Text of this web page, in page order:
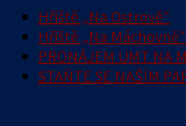
Hřiště „Na Ostrově“
Hřiště „Na Máchovně“
PRONÁJEM UMT NA
STAŇTE SE NAŠÍM